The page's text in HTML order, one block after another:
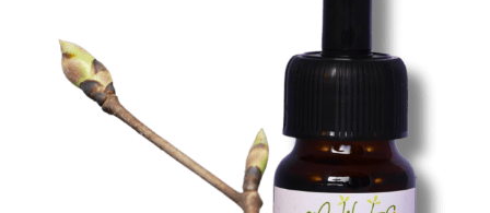
GemmÔ Orme champêtre
AJOUTER AU PANIER
/